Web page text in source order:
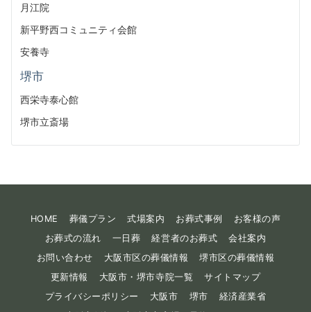
月江院
新平野西コミュニティ会館
安養寺
堺市
西栄寺泰心館
堺市立斎場
HOME 葬儀プラン 式場案内 お葬式事例
お客様の声
お葬式の流れ
一日葬 経営者のお葬式
会社案内
お問い合わせ
大阪市区の葬儀情報
堺市区の葬儀情報
更新情報
大阪市・堺市寺院一覧
サイトマップ
プライバシーポリシー
大阪市 堺市
経済産業省